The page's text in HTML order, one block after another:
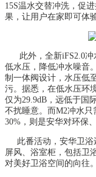
15S温水交替冲洗，促
果，让用户在家即可体
此外，全新iFS2.0冲
低水压，降低冲水噪音
制一体阀设计，水压低
污。据悉，在低水压环
仅为29.9dB，远低于国
不扰睡意。而M2冲水
30%，则是安华对环保
此番活动，安华卫浴
屏风、浴室柜，包括卫
对美好卫浴空间的向往。